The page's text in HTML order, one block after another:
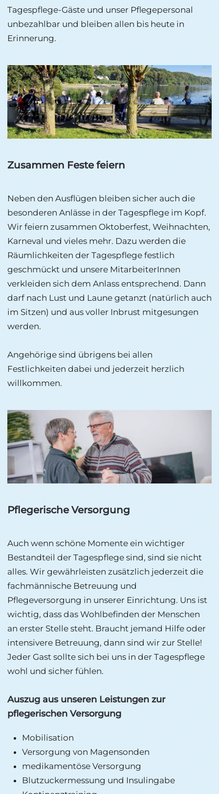
Tagespflege-Gäste und unser Pflegepersonal
unbezahlbar und bleiben allen bis heute in
Erinnerung.
Zusammen Feste feiern
Neben den Ausflügen bleiben sicher auch die
besonderen Anlässe in der Tagespflege im Kopf.
Wir feiern zusammen Oktoberfest, Weihnachten,
Karneval und vieles mehr. Dazu werden die
Räumlichkeiten der Tagespflege festlich
geschmückt und unsere MitarbeiterInnen
verkleiden sich dem Anlass entsprechend. Dann
darf nach Lust und Laune getanzt (natürlich auch
im Sitzen) und aus voller Inbrust mitgesungen
werden.
Angehörige sind übrigens bei allen
Festlichkeiten dabei und jederzeit herzlich
willkommen.
Pflegerische Versorgung
Auch wenn schöne Momente ein wichtiger
Bestandteil der Tagespflege sind, sind sie nicht
alles. Wir gewährleisten zusätzlich jederzeit die
fachmännische Betreuung und
Pflegeversorgung in unserer Einrichtung. Uns ist
wichtig, dass das Wohlbefinden der Menschen
an erster Stelle steht. Braucht jemand Hilfe oder
intensivere Betreuung, dann sind wir zur Stelle!
Jeder Gast sollte sich bei uns in der Tagespflege
wohl und sicher fühlen.
Auszug aus unseren Leistungen zur
pflegerischen Versorgung
Mobilisation
Versorgung von Magensonden
medikamentöse Versorgung
Blutzuckermessung und Insulingabe